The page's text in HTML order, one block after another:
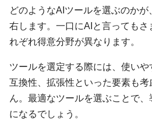
どのようなAIツールを選ぶのか
右します。一口にAIと言っても
れぞれ得意分野が異なります。
ツールを選定する際には、使い
互換性、拡張性といった要素も
ん。最適なツールを選ぶことで
になるでしょう。